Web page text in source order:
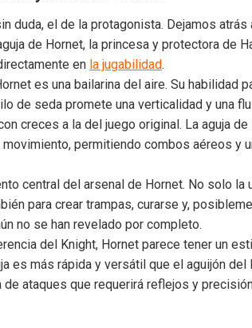
duda, el de la protagonista. Dejamos atrás
de Hornet, la princesa y protectora de
en la jugabilidad.
es una bailarina del aire. Su habilidad
de seda promete una verticalidad y una
creces a la del juego original. La aguja de
permitiendo combos aéreos y
central del arsenal de Hornet. No solo la
para crear trampas, curarse y,
no se han revelado por completo.
del Knight, Hornet parece tener un
es más rápida y versátil que el aguijón del
ataques que requerirá reflejos y